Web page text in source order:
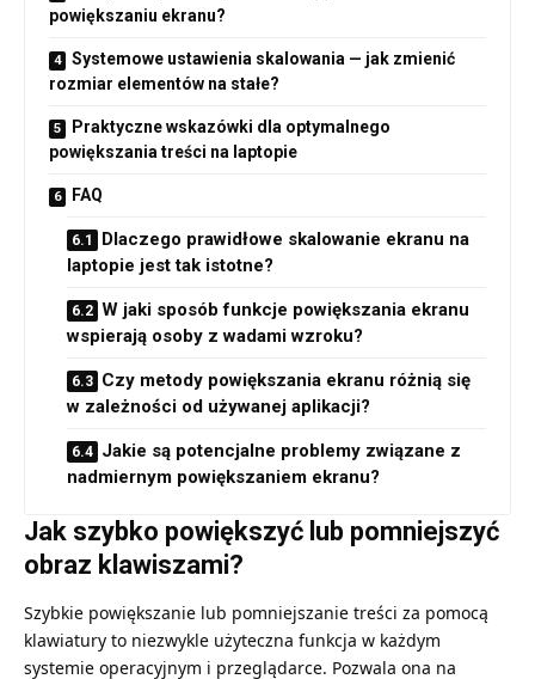
powiększaniu ekranu?
Systemowe ustawienia skalowania — jak zmienić
rozmiar elementów na stałe?
Praktyczne wskazówki dla optymalnego
powiększania treści na laptopie
FAQ
Dlaczego prawidłowe skalowanie ekranu na
laptopie jest tak istotne?
W jaki sposób funkcje powiększania ekranu
wspierają osoby z wadami wzroku?
Czy metody powiększania ekranu różnią się
w zależności od używanej aplikacji?
Jakie są potencjalne problemy związane z
nadmiernym powiększaniem ekranu?
Jak szybko powiększyć lub pomniejszyć
obraz klawiszami?
Szybkie powiększanie lub pomniejszanie treści za pomocą
klawiatury to niezwykle użyteczna funkcja w każdym
systemie operacyjnym i przeglądarce. Pozwala ona na